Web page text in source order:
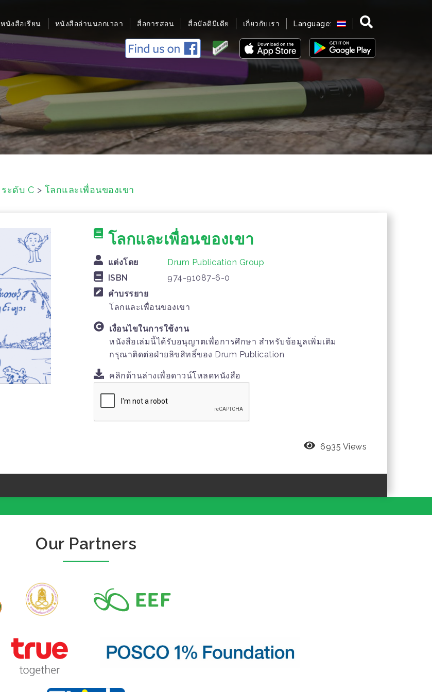
หนังสือเรียน หนังสืออ่านนอกเวลา สื่อการสอน สื่อมัลติมีเดีย เกี่ยวกับเรา Language:
ระดับ C > โลกและเพื่อนของเขา
โลกและเพื่อนของเขา
แต่งโดย
Drum Publication Group
ISBN
974-91087-6-0
คำบรรยาย
โลกและเพื่อนของเขา
เงื่อนไขในการใช้งาน
หนังสือเล่มนี้ได้รับอนุญาตเพื่อการศึกษา สำหรับข้อมูลเพิ่มเติม
กรุณาติดต่อฝ่ายลิขสิทธิ์ของ Drum Publication
คลิกด้านล่างเพื่อดาวน์โหลดหนังสือ
6935 Views
Our Partners